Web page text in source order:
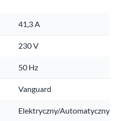
41,3 A
230 V
50 Hz
Vanguard
Elektryczny/Automatyczny